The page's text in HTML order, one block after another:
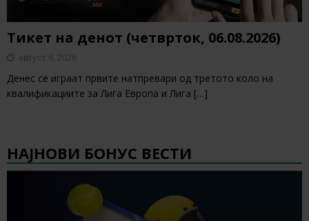
Тикет на денот (четврток, 06.08.2026)
август 6, 2026
Денес се играат првите натпревари од третото коло на
квалификациите за Лига Европа и Лига […]
НАЈНОВИ БОНУС ВЕСТИ